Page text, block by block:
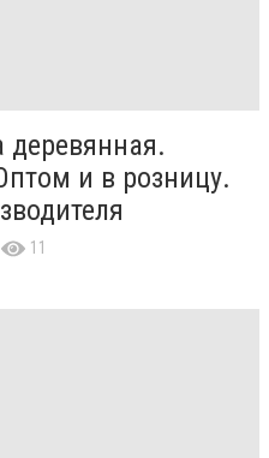
деревянная.
и в розницу.
11